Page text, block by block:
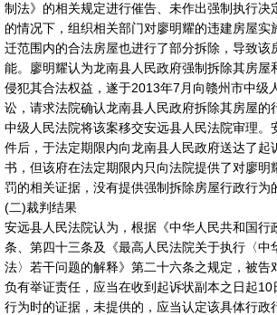
制法》的相关规定进行催告、未作出强制执行决
的情况下，组织相关部门对廖明耀的违建房屋实
迁范围内的合法房屋也进行了部分拆除，导致该
能。廖明耀认为龙南县人民政府强制拆除其房屋
侵犯其合法权益，遂于2013年7月向赣州市中级
讼，请求法院确认龙南县人民政府拆除其房屋的
中级人民法院将该案移交安远县人民法院审理。
件后，于法定期限内向龙南县人民政府送达了起
书，但该府在法定期限内只向法院提供了对廖明
罚的相关证据，没有提供强制拆除房屋行政行为
(二)裁判结果
安远县人民法院认为，根据《中华人民共和国行
条、第四十三条及《最高人民法院关于执行〈中
法〉若干问题的解释》第二十六条之规定，被告
负有举证责任，应当在收到起诉状副本之日起10
行为时的证据，未提供的，应当认定该具体行政